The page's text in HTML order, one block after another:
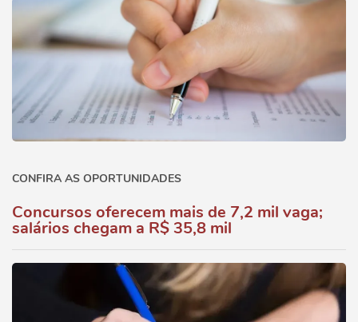
CONFIRA AS OPORTUNIDADES
Concursos oferecem mais de 7,2 mil vaga;
salários chegam a R$ 35,8 mil